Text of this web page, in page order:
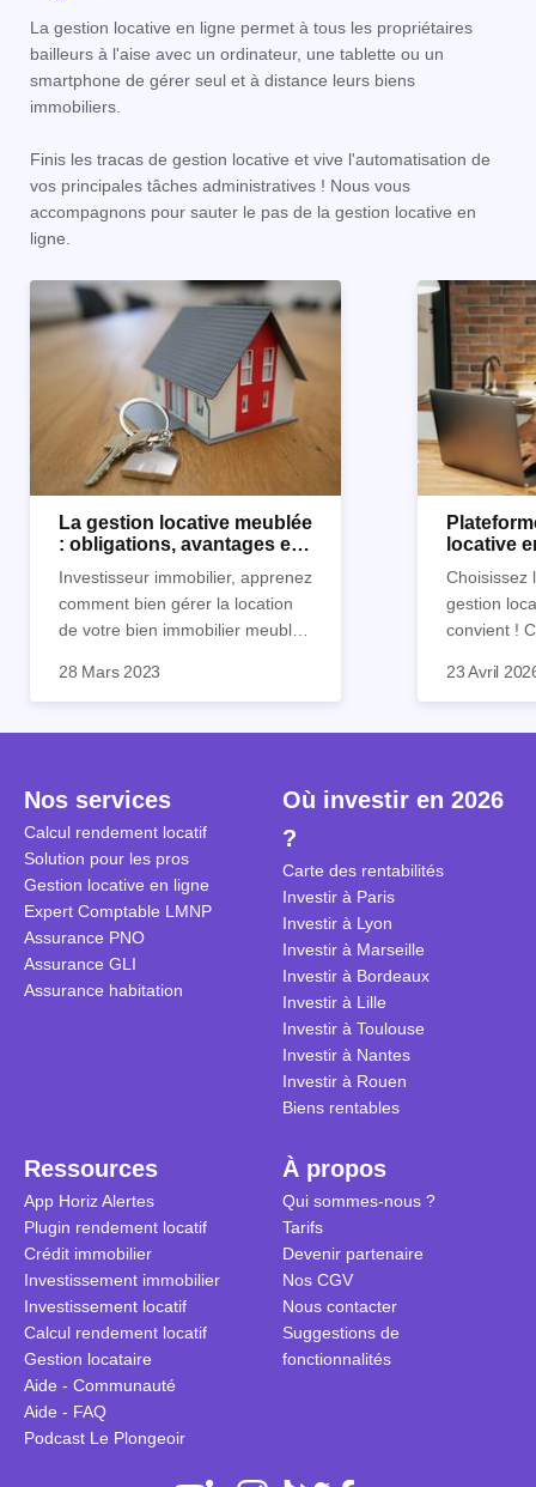
La gestion locative en ligne permet à tous les propriétaires
bailleurs à l'aise avec un ordinateur, une tablette ou un
smartphone de gérer seul et à distance leurs biens
immobiliers.
Finis les tracas de gestion locative et vive l'automatisation de
vos principales tâches administratives ! Nous vous
accompagnons pour sauter le pas de la gestion locative en
ligne.
La gestion locative meublée
: obligations, avantages et
Investisseur immobilier, apprenez
comment bien gérer la location
de votre bien immobilier meublé !
obligations en tant que
inconvénients présente ce type
28 Mars 2023
locative
Choisissez
gestion
convient !
découvrez
23 Avril
Nos services
Calcul rendement locatif
Solution pour les pros
Gestion locative en ligne
Expert Comptable LMNP
Assurance PNO
Assurance GLI
Assurance habitation
Où investir en 2026
?
Carte des rentabilités
Investir à Paris
Investir à Lyon
Investir à Marseille
Investir à Bordeaux
Investir à Lille
Investir à Toulouse
Investir à Nantes
Investir à Rouen
Biens rentables
Ressources
App Horiz Alertes
Plugin rendement locatif
Crédit immobilier
Investissement immobilier
Investissement locatif
Calcul rendement locatif
Gestion locataire
Aide - Communauté
Aide - FAQ
Podcast Le Plongeoir
À propos
Qui sommes-nous ?
Tarifs
Devenir partenaire
Nos CGV
Nous contacter
Suggestions de
fonctionnalités